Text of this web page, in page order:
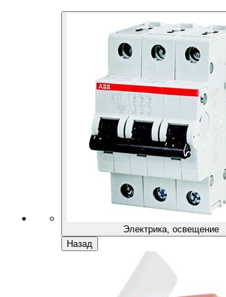
Электрика, освещение
Назад